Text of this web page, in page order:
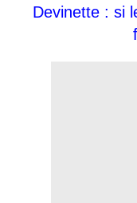
Devinette : si